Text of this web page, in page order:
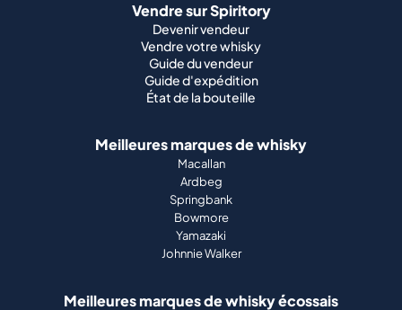
Vendre sur Spiritory
Devenir vendeur
Vendre votre whisky
Guide du vendeur
Guide d'expédition
État de la bouteille
Meilleures marques de whisky
Macallan
Ardbeg
Springbank
Bowmore
Yamazaki
Johnnie Walker
Meilleures marques de whisky écossais